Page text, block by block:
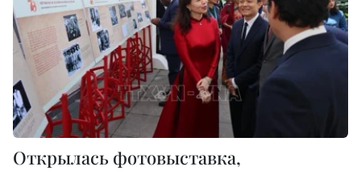
Открылась фотовыставка,